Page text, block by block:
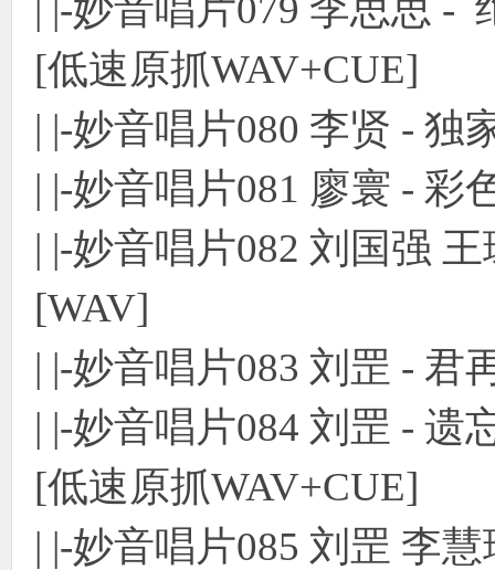
| |-妙音唱片079 李思思
[低速原抓WAV+CUE]
| |-妙音唱片080 李贤 - 独
| |-妙音唱片081 廖寰 - 彩
| |-妙音唱片082 刘国强
[WAV]
| |-妙音唱片083 刘罡 - 君
| |-妙音唱片084 刘罡 - 遗
[低速原抓WAV+CUE]
| |-妙音唱片085 刘罡 李